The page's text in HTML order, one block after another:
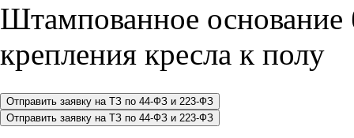
Штампованное основание
крепления кресла к полу